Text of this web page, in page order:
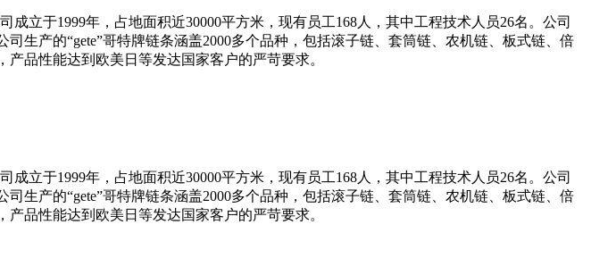
立于1999年，占地面积近30000平方米，现有员工168人，其中工程技术人员26名。公司
生产的“gete”哥特牌链条涵盖2000多个品种，包括滚子链、套筒链、农机链、板式链、倍
品性能达到欧美日等发达国家客户的严苛要求。
立于1999年，占地面积近30000平方米，现有员工168人，其中工程技术人员26名。公司
生产的“gete”哥特牌链条涵盖2000多个品种，包括滚子链、套筒链、农机链、板式链、倍
品性能达到欧美日等发达国家客户的严苛要求。